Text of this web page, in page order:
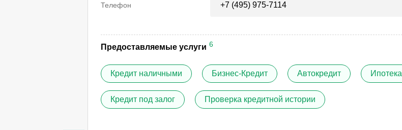
Телефон +7 (495) 975-7114
Предоставляемые услуги 6
Кредит наличными Бизнес-Кредит Автокредит Ипотека
Кредит под залог Проверка кредитной истории